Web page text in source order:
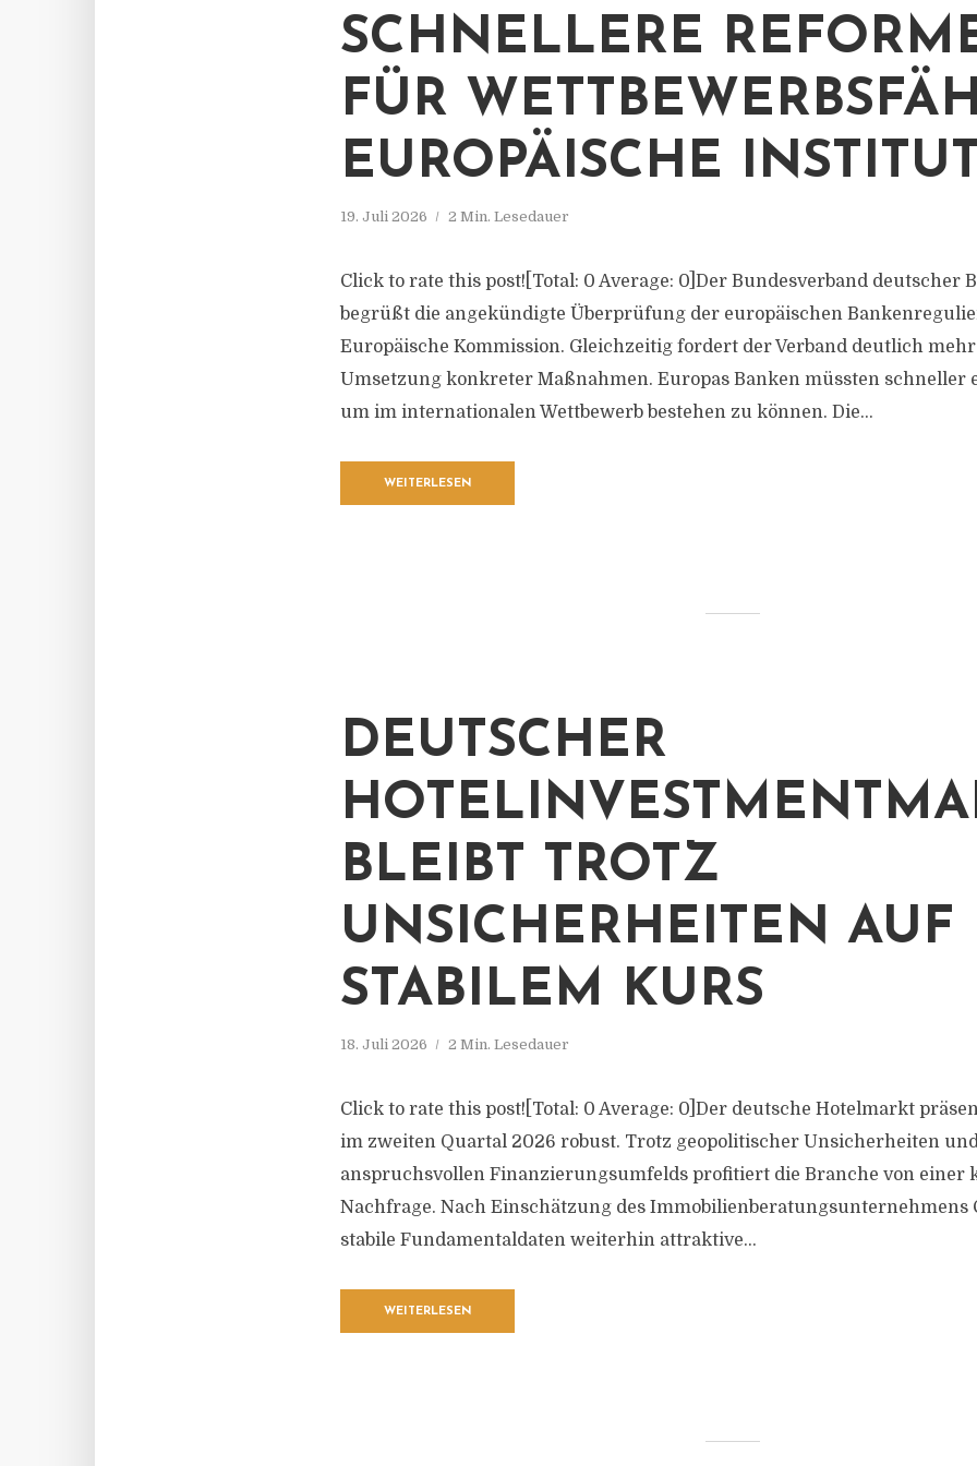
SCHNELLERE
FÜR
EUROPÄISCHE
19. Juli 2026 2 Min. Lesedauer
Click to rate this post![Total: 0 Average: 0]Der Bundesverband deutscher
begrüßt die angekündigte Überprüfung der europäischen
Europäische Kommission. Gleichzeitig fordert der Verband deutlich mehr
Umsetzung konkreter Maßnahmen. Europas Banken müssten schneller
um im internationalen Wettbewerb bestehen zu können. Die...
WEITERLESEN
DEUTSCHER
BLEIBT TROTZ
UNSICHERHEITEN AUF
STABILEM KURS
18. Juli 2026 2 Min. Lesedauer
Click to rate this post![Total: 0 Average: 0]Der deutsche Hotelmarkt
im zweiten Quartal 2026 robust. Trotz geopolitischer Unsicherheiten
anspruchsvollen Finanzierungsumfelds profitiert die Branche von einer
Nachfrage. Nach Einschätzung des Immobilienberatungsunternehmens
stabile Fundamentaldaten weiterhin attraktive...
WEITERLESEN